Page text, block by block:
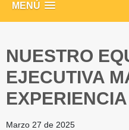
MENÚ
NUESTRO
EJECUTIVA
Marzo 27 de 2025